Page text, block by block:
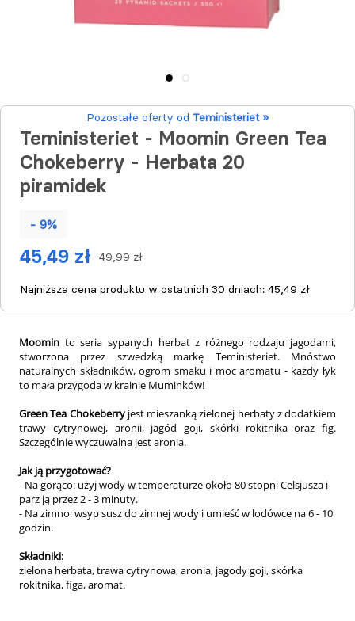
Moomin to seria sypanych herbat z różnego rodzaju jagodami,
stworzona przez szwedzką markę Teministeriet. Mnóstwo
naturalnych składników, ogrom smaku i moc aromatu - każdy łyk
to mała przygoda w krainie Muminków!
Green Tea Chokeberry jest mieszanką zielonej herbaty z dodatkiem
trawy cytrynowej, aronii, jagód goji, skórki rokitnika oraz fig.
Szczególnie wyczuwalna jest aronia.
Jak ją przygotować?
- Na gorąco: użyj wody w temperaturze około 80 stopni Celsjusza i
parz ją przez 2 - 3 minuty.
- Na zimno: wsyp susz do zimnej wody i umieść w lodówce na 6 - 10
godzin.
Składniki:
zielona herbata, trawa cytrynowa, aronia, jagody goji, skórka
rokitnika, figa, aromat.
Pozostałe oferty od Teministeriet »
Teministeriet - Moomin Green Tea
Chokeberry - Herbata 20
piramidek
- 9%
49,99 zł
45,49 zł
Najniższa cena produktu w ostatnich 30 dniach: 45,49 zł